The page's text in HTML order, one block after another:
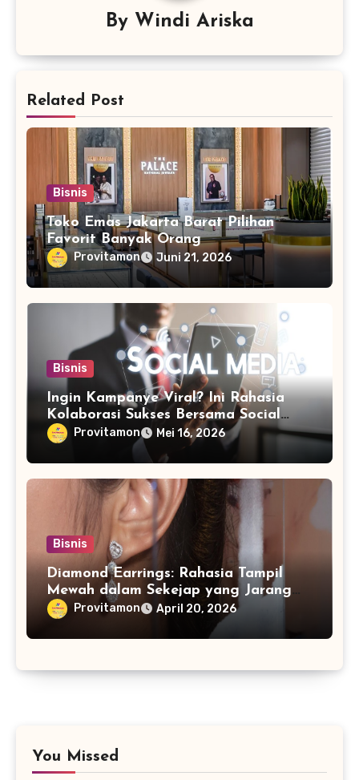
By Windi Ariska
Related Post
Bisnis
Toko Emas Jakarta Barat Pilihan
Favorit Banyak Orang
Provitamon Juni 21, 2026
Bisnis
Ingin Kampanye Viral? Ini Rahasia
Kolaborasi Sukses Bersama Social
Media Marketing Agency
Provitamon Mei 16, 2026
Bisnis
Diamond Earrings: Rahasia Tampil
Mewah dalam Sekejap yang Jarang
Diketahui
Provitamon April 20, 2026
You Missed